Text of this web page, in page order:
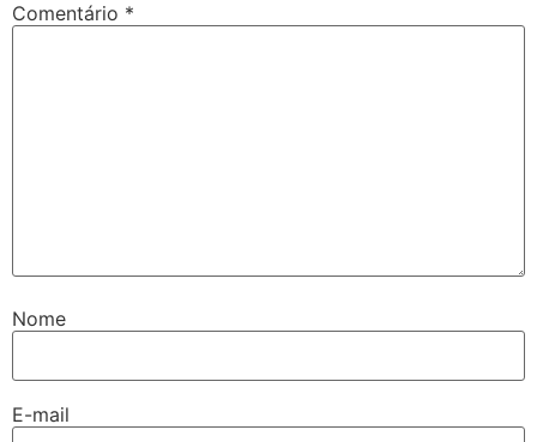
Comentário *
Nome
E-mail